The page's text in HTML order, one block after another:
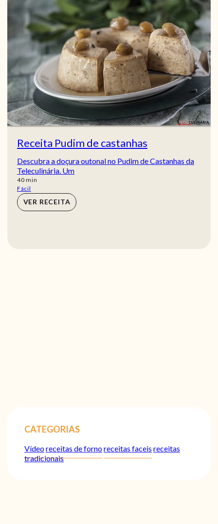
Receita Pudim de castanhas
Descubra a doçura outonal no Pudim de Castanhas da
Teleculinária. Um
40min
min
Fácil
VER RECEITA
CATEGORIAS
Vídeoreceitas de fornoreceitas faceis receitas
tradicionais